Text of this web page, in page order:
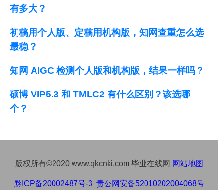
有多大？
初稿用个人版、定稿用机构版，知网查重怎么选
最稳？
知网 AIGC 检测个人版和机构版，结果一样吗？
硕博 VIP5.3 和 TMLC2 有什么区别？该选哪
个？
版权所有©2020 www.qkcnki.com 毕业在线网 网站地图
黔ICP备20002487号-3 贵公网安备52010202004068号